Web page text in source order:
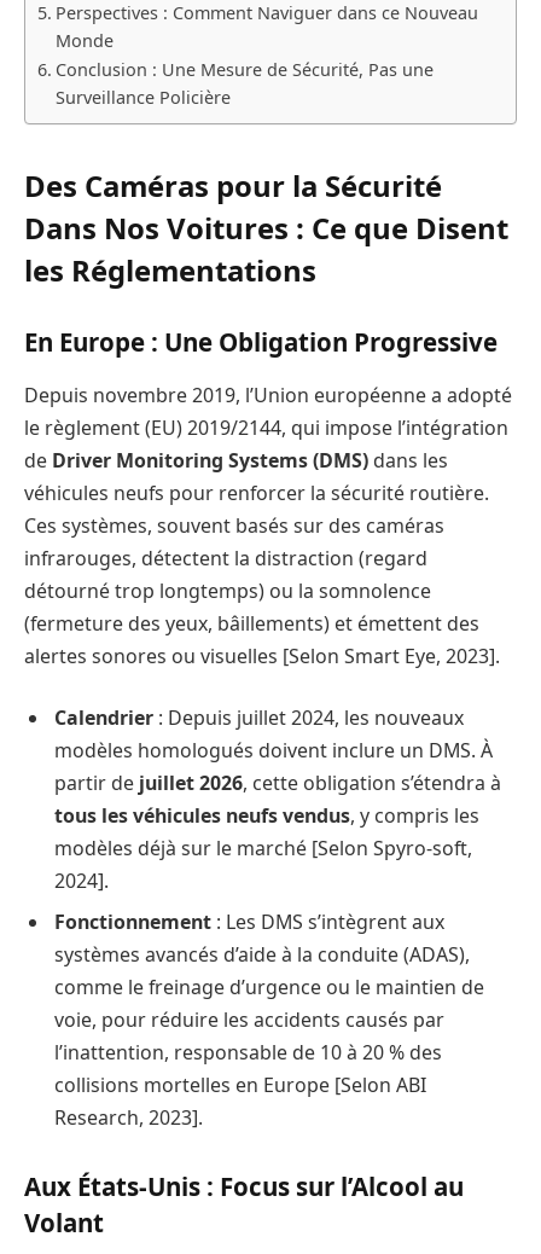
Perspectives : Comment Naviguer dans ce Nouveau
Monde
Conclusion : Une Mesure de Sécurité, Pas une
Surveillance Policière
Des Caméras pour la Sécurité
Dans Nos Voitures : Ce que Disent
les Réglementations
En Europe : Une Obligation Progressive
Depuis novembre 2019, l’Union européenne a adopté
le règlement (EU) 2019/2144, qui impose l’intégration
de Driver Monitoring Systems (DMS) dans les
véhicules neufs pour renforcer la sécurité routière.
Ces systèmes, souvent basés sur des caméras
infrarouges, détectent la distraction (regard
détourné trop longtemps) ou la somnolence
(fermeture des yeux, bâillements) et émettent des
alertes sonores ou visuelles [Selon Smart Eye, 2023].
Calendrier : Depuis juillet 2024, les nouveaux
modèles homologués doivent inclure un DMS. À
partir de juillet 2026, cette obligation s’étendra à
tous les véhicules neufs vendus, y compris les
modèles déjà sur le marché [Selon Spyro-soft,
2024].
Fonctionnement : Les DMS s’intègrent aux
systèmes avancés d’aide à la conduite (ADAS),
comme le freinage d’urgence ou le maintien de
voie, pour réduire les accidents causés par
l’inattention, responsable de 10 à 20 % des
collisions mortelles en Europe [Selon ABI
Research, 2023].
Aux États-Unis : Focus sur l’Alcool au
Volant